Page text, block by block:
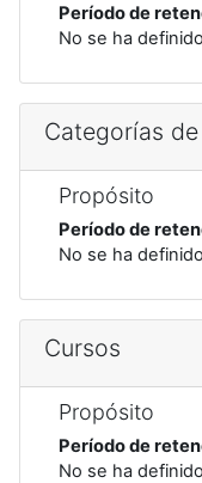
Período de
No se ha
Categorías
Propósito
Período de
No se ha
Cursos
Propósito
Período de
No se ha